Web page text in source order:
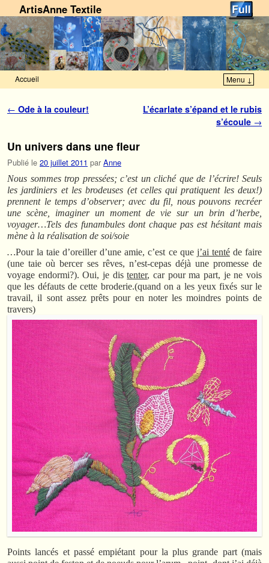
ArtisAnne Textile
Accueil Menu ↓
Navigation des articles
← Ode à la couleur!
L’écarlate s’épand et le rubis
s’écoule →
Un univers dans une fleur
Publié le 20 juillet 2011 par Anne
Nous sommes trop pressées; c’est un cliché que de l’écrire! Seuls
les jardiniers et les brodeuses (et celles qui pratiquent les deux!)
prennent le temps d’observer; avec du fil, nous pouvons recréer
une scène, imaginer un moment de vie sur un brin d’herbe,
voyager…Tels des funambules dont chaque pas est hésitant mais
mène à la réalisation de soi/soie
…Pour la taie d’oreiller d’une amie, c’est ce que j’ai tentéde faire
(une taie où bercer ses rêves, n’est-cepas déjà une promesse de
voyage endormi?). Oui, je distenter, car pour ma part, je ne vois
que les défauts de cette broderie.(quand on a les yeux fixés sur le
travail, il sont assez prêts pour en noter les moindres points de
travers)
Points lancés et passé empiétant pour la plus grande part (mais